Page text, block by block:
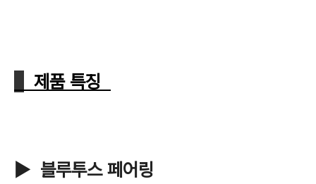
제품 특징
▶ 블루투스 페어링